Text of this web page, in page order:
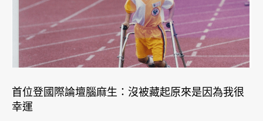
首位登國際論壇腦麻生：沒被藏起原來是因為我很
幸運